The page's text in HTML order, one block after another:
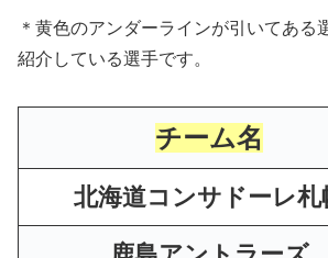
＊黄色のアンダーラインが引いてある
紹介している選手です。
チーム名
北海道コンサドーレ札